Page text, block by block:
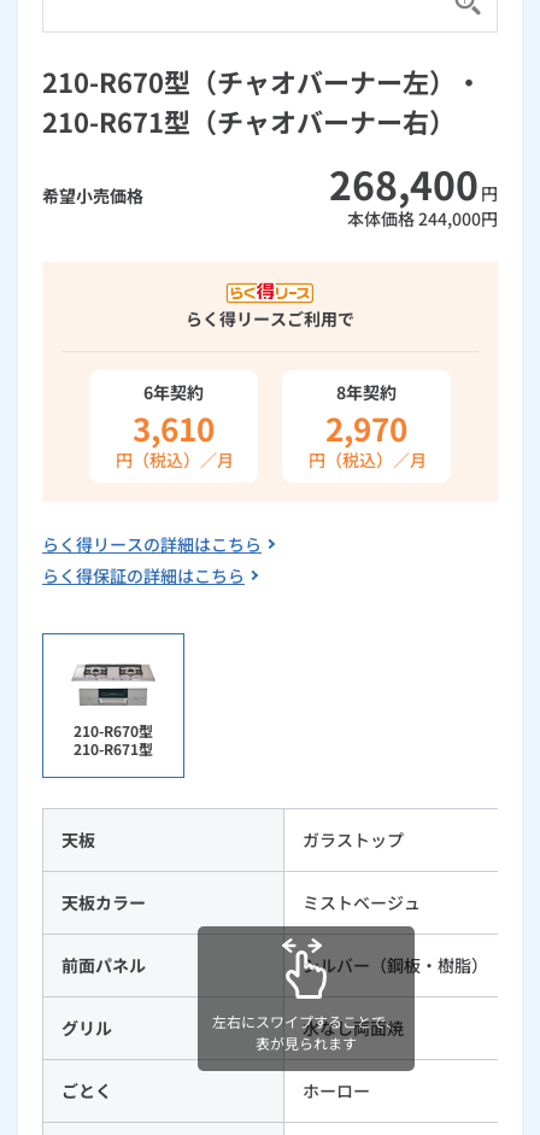
インターネットのお申込み
ガスオーブン
レンジフード
ガス温水浴室暖房乾燥機
乾太くん
ガスファンヒーター
ガス温水床暖房「ヌック」
ガス栓の増設 プラスライン
ルームエアコン
発電・省エネ
エネファーム
エコキュート
警報器・消火器
取扱説明書を探す
お近くのガスのお店
らく得保証
ほっ得定額
リノベーション「マイリノ」
ホームセキュリティ
スマイLINK
お引越しの手続き
210-R670型（チャオバーナー左）・
210-R671型（チャオバーナー右）
希望小売価格 268,400 円
本体価格244,000円
らく得リースご利用で
6年契約
3,610
円（税込）／月
8年契約
2,970
円（税込）／月
らく得リースの詳細はこちら
らく得保証の詳細はこちら
210-R670型
210-R671型
天板 ガラストップ
天板カラー ミストベージュ
前面パネル シルバー（鋼板・樹脂）
グリル 水なし両面焼
ごとく ホーロー
左右にスワイプすることで、
表が見られます